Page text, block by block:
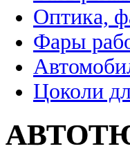
Оптика,
Фары
Цоколи